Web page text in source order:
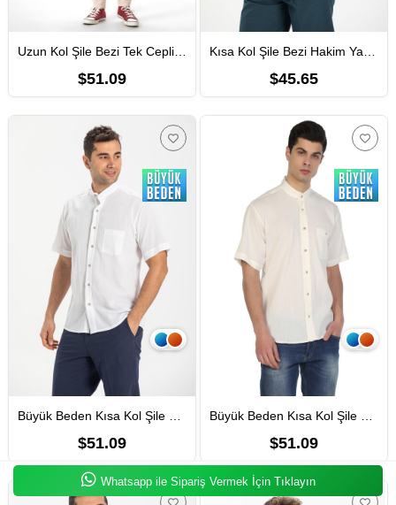
Uzun Kol Şile Bezi Tek Cepli Erkek Yazlık Gömlek Koyu Bordo 3068
$51.09
Kısa Kol Şile Bezi Hakim Yaka Tek Cepli Erkek Yazlık Gömlek Buz Mavi 3027
$45.65
Büyük Beden Kısa Kol Şile Bezi Hakim Yaka Erkek Gömlek Beyaz 3001
$51.09
Büyük Beden Kısa Kol Şile Bezi Hakim Yaka Erkek Gömlek Krem 3002
$51.09
Whatsapp ile Sipariş Vermek İçin Tıklayın